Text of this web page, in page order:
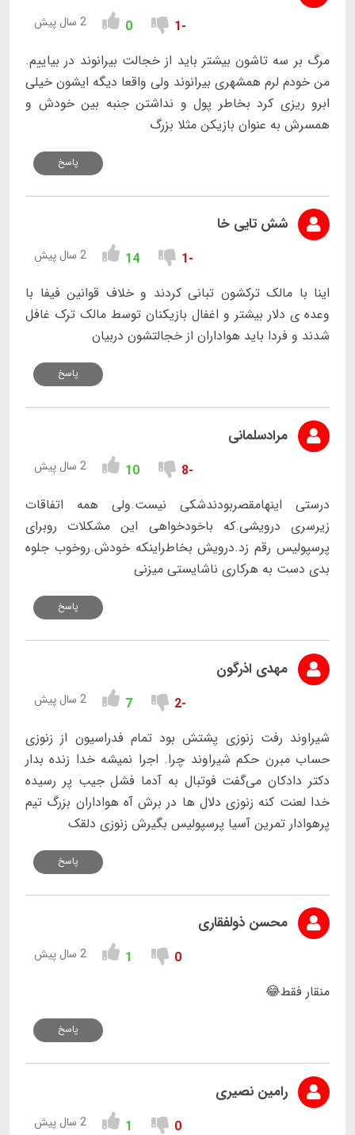
-1
0 2 سال پیش
مرگ بر سه تاشون بیشتر باید از خجالت بیرانوند در بیاییم.
من خودم لرم همشهری بیرانوند ولی واقعا دیگه ایشون خیلی
ابرو ریزی کرد بخاطر پول و نداشتن جنبه بین خودش و
همسرش به عنوان بازیکن مثلا بزرگ
پاسخ
شش تایی خا
-1
14 2 سال پیش
اینا با مالک ترکشون تبانی کردند و خلاف قوانین فیفا با
وعده ی دلار بیشتر و اغفال بازیکنان توسط مالک ترک غافل
شدند و فردا باید هواداران از خجالتشون دربیان
پاسخ
مرادسلمانی
-8
10 2 سال پیش
درستی اینهامقصربودندشکی نیست.ولی همه اتفاقات
زیرسری درویشی.که باخودخواهی این مشکلات روبرای
پرسپولیس رقم زد.درویش بخاطراینکه خودش.روخوب جلوه
بدی دست به هرکاری ناشایستی میزنی
پاسخ
مهدی اذرگون
-2
7 2 سال پیش
شیراوند رفت زنوزی پشتش بود تمام فدراسیون از زنوزی
حساب مبرن حکم شیراوند چرا. اجرا نمیشه خدا زنده بدار
دکتر دادکان می‌گفت فوتبال به آدما فشل جیب پر رسیده
خدا لعنت کنه زنوزی دلال ها در برش آه هواداران بزرگ تیم
پرهوادار تمرین آسیا پرسپولیس بگیرش زنوزی دلقک
پاسخ
محسن ذولفقاری
0
1 2 سال پیش
منقار فقط😂
پاسخ
رامین نصیری
0
1 2 سال پیش